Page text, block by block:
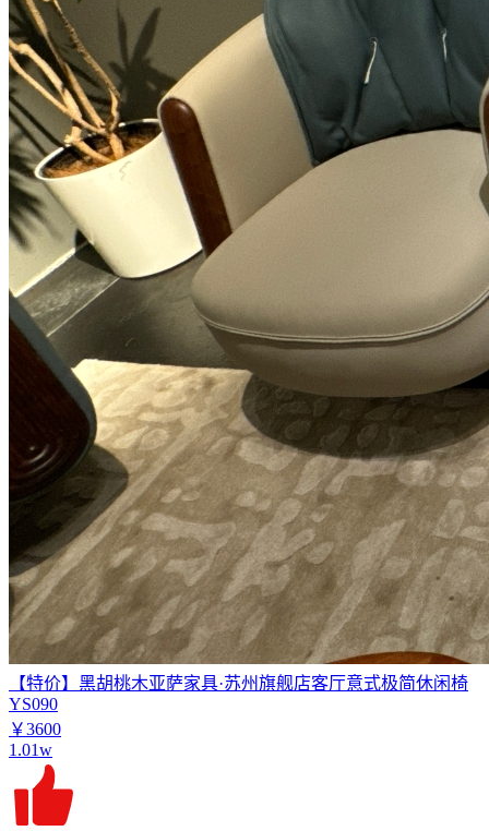
【特价】黑胡桃木亚萨家具·苏州旗舰店客厅意式极简休闲椅
YS090
￥3600
1.01w